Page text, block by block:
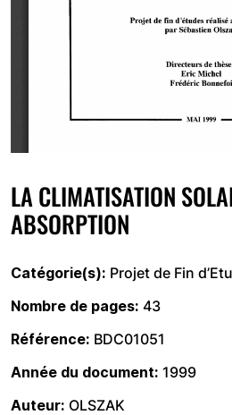
LA CLIMATISATION
ABSORPTION
Catégorie(s) Projet de Fin
Nombre de pages 43
Référence BDC01051
Année du document 1999
Auteur OLSZAK